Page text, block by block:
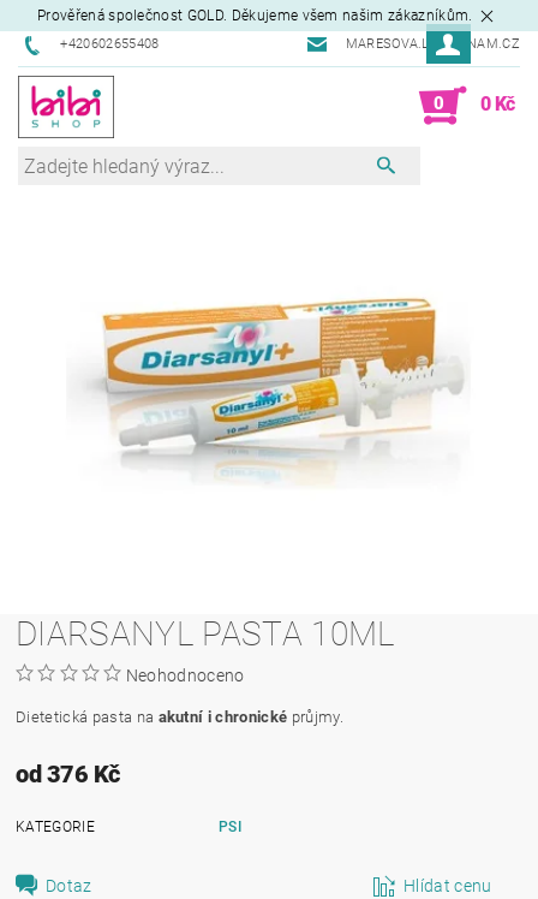
Prověřená společnost GOLD. Děkujeme všem našim zákazníkům.
+420602655408 MARESOVA.L@SEZNAM.CZ
0 0 Kč
DIARSANYL PASTA 10ML
Neohodnoceno
Dietetická pasta na akutní i chronické průjmy.
od 376 Kč
KATEGORIE PSI
Dotaz Hlídat cenu